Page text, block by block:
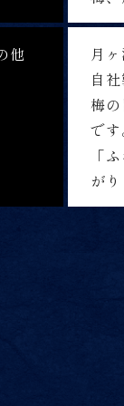
他
月
自
梅
です
「
がり